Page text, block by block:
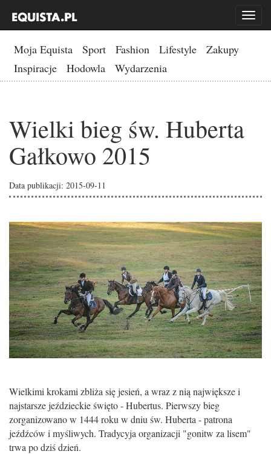
Toggle
Moja Equista Sport Fashion Lifestyle
Zakupy
Inspiracje
Hodowla Wydarzenia
Wielki bieg św. Huberta
Gałkowo 2015
Data publikacji: 2015-09-11
Wielkimi krokami zbliża się jesień, a wraz z nią największe i
najstarsze jeździeckie święto - Hubertus. Pierwszy bieg
zorganizowano w 1444 roku w dniu św. Huberta - patrona
jeźdźców i myśliwych. Tradycyja organizacji "gonitw za lisem"
trwa po dziś dzień.